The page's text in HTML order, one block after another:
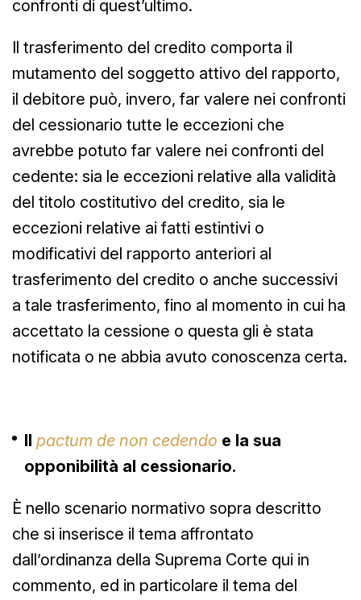
confronti di quest’ultimo.
Il trasferimento del credito comporta il
mutamento del soggetto attivo del rapporto,
il debitore può, invero, far valere nei confronti
del cessionario tutte le eccezioni che
avrebbe potuto far valere nei confronti del
cedente: sia le eccezioni relative alla validità
del titolo costitutivo del credito, sia le
eccezioni relative ai fatti estintivi o
modificativi del rapporto anteriori al
trasferimento del credito o anche successivi
a tale trasferimento, fino al momento in cui ha
accettato la cessione o questa gli è stata
notificata o ne abbia avuto conoscenza certa.
Il pactum de non cedendo e la sua
opponibilità al cessionario.
È nello scenario normativo sopra descritto
che si inserisce il tema affrontato
dall’ordinanza della Suprema Corte qui in
commento, ed in particolare il tema del